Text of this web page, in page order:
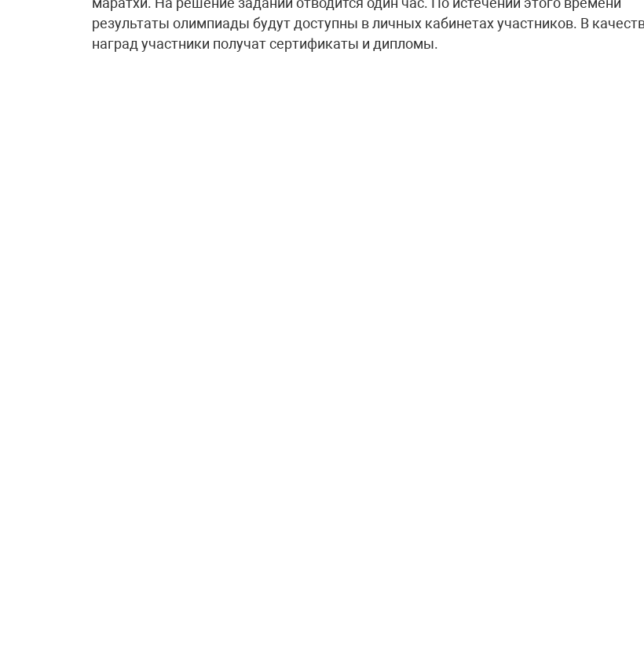
результаты олимпиады будут доступны в личных кабинетах участников. В
наград участники получат сертификаты и дипломы.